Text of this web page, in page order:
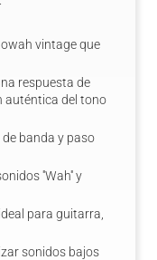
vintage que
respuesta de
auténtica del tono
banda y paso
''Wah'' y
para guitarra,
sonidos bajos